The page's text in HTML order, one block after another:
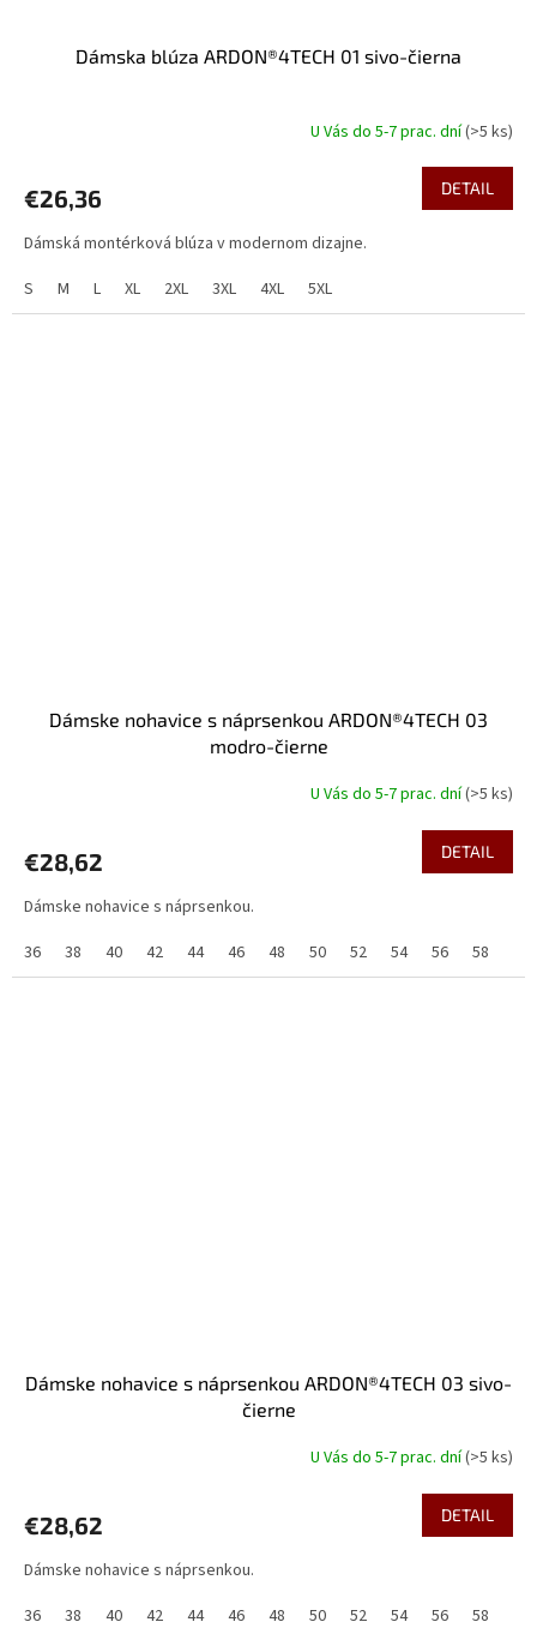
Dámska blúza ARDON®4TECH 01 sivo-čierna
U Vás do 5-7 prac. dní(>5 ks)
€26,36 DETAIL
Dámská montérková blúza v modernom dizajne.
S
M L XL 2XL 3XL 4XL 5XL
Dámske nohavice s náprsenkou ARDON®4TECH 03
modro-čierne
U Vás do 5-7 prac. dní(>5 ks)
€28,62 DETAIL
Dámske nohavice s náprsenkou.
36
38 40 42 44 46 48 50 52 54 56 58
Dámske nohavice s náprsenkou ARDON®4TECH 03 sivo-
čierne
U Vás do 5-7 prac. dní(>5 ks)
€28,62 DETAIL
Dámske nohavice s náprsenkou.
36
38 40 42 44 46 48 50 52 54 56 58